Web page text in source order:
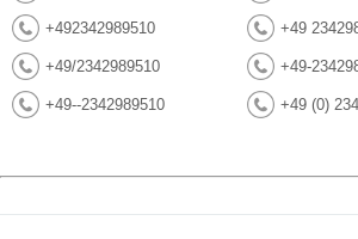
+492342989510 +49
+49/2342989510 +49-
+49--2342989510 +49 (0)